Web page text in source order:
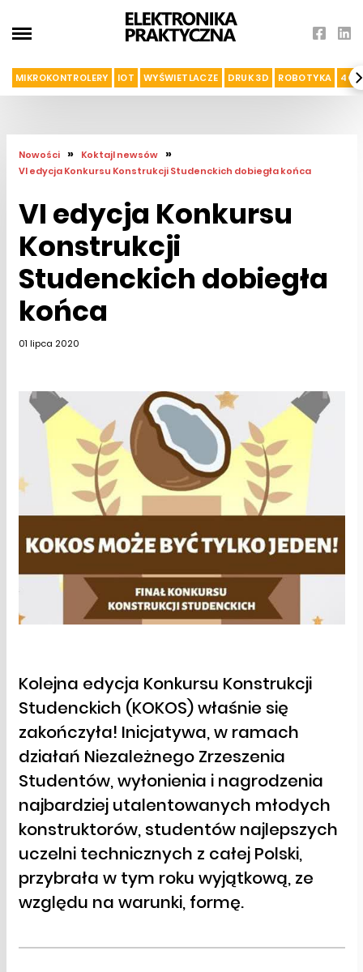
MIKROKONTROLERY IOT WYŚWIETLACZE DRUK 3D ROBOTYKA 4G I
Nowości » Koktajl newsów »
VI edycja Konkursu Konstrukcji Studenckich dobiegła końca
VI edycja Konkursu
Konstrukcji
Studenckich dobiegła
końca
01 lipca 2020
Kolejna edycja Konkursu Konstrukcji
Studenckich (KOKOS)właśnie się
zakończyła! Inicjatywa, w ramach
działań Niezależnego Zrzeszenia
Studentów, wyłonienia i nagrodzenia
najbardziej utalentowanych młodych
konstruktorów, studentów najlepszych
uczelni technicznych z całej Polski,
przybrała w tym roku wyjątkową, ze
względu na warunki, formę.